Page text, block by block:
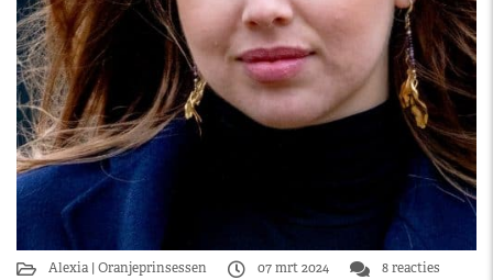
Alexia Oranjeprinsessen 07 mrt 2024 8 reacties